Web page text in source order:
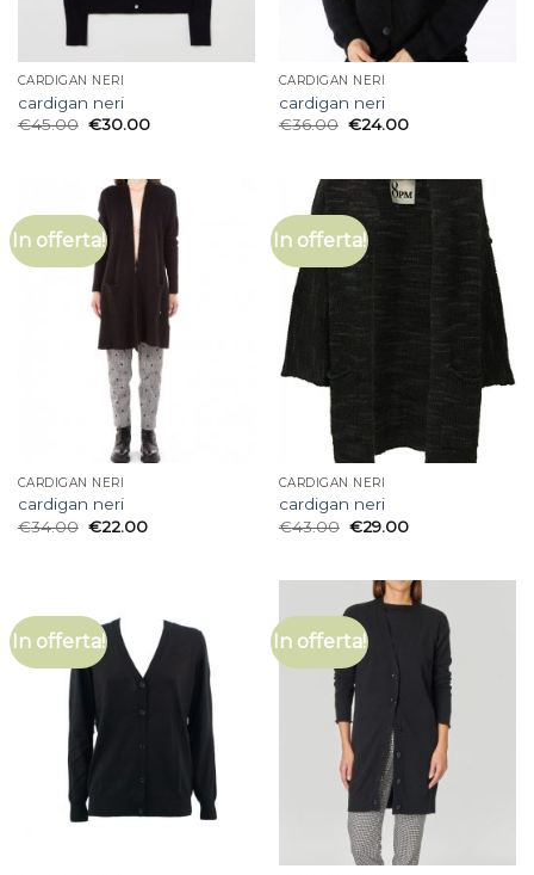
CARDIGAN NERI
cardigan neri
€45.00 €30.00
CARDIGAN NERI
cardigan neri
€36.00 €24.00
In offerta!
CARDIGAN NERI
cardigan neri
€34.00 €22.00
In offerta!
CARDIGAN NERI
cardigan neri
€43.00 €29.00
In offerta! In offerta!